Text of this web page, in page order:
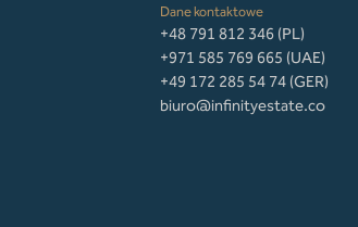
Dane kontaktowe
+48 791 812 346 (PL)
+971 585 769 665 (UAE)
+49 172 285 54 74 (GER)
biuro@infinityestate.co